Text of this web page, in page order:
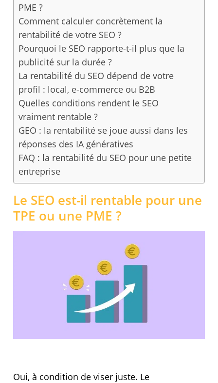
PME ?
Comment calculer concrètement la
rentabilité de votre SEO ?
Pourquoi le SEO rapporte-t-il plus que la
publicité sur la durée ?
La rentabilité du SEO dépend de votre
profil : local, e-commerce ou B2B
Quelles conditions rendent le SEO
vraiment rentable ?
GEO : la rentabilité se joue aussi dans les
réponses des IA génératives
FAQ : la rentabilité du SEO pour une petite
entreprise
Le SEO est-il rentable pour une
TPE ou une PME ?
Oui, à condition de viser juste. Le